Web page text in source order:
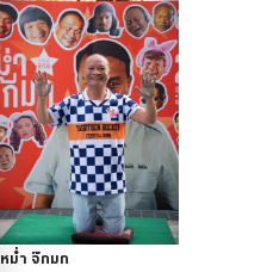
หม่ำ จ๊กมก